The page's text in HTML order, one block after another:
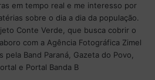
em tempo real e me interesso por
sobre o dia a dia da população.
Conte Verde, que busca cobrir o
com a Agência Fotográfica Zimel
pela Band Paraná, Gazeta do Povo,
e Portal Banda B